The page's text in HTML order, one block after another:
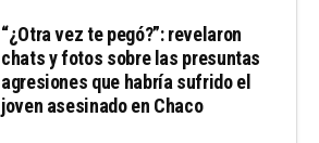
“¿Otra vez te pegó?”: revelaron
chats y fotos sobre las presuntas
agresiones que habría sufrido el
joven asesinado en Chaco